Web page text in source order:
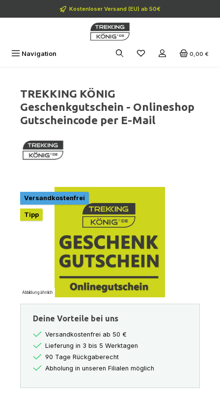
Zum Hauptinhalt springenKostenloser Versand (EU) ab 50€
Navigation 0,00 €
TREKKING KÖNIG
Geschenkgutschein - Onlineshop
Gutscheincode per E-Mail
Bildergalerie überspringen
Versandkostenfrei
Tipp
Abbildung ähnlich
Deine Vorteile bei uns
Versandkostenfrei ab 50 €
Lieferung in 3 bis 5 Werktagen
90 Tage Rückgaberecht
Abholung in unseren Filialen möglich